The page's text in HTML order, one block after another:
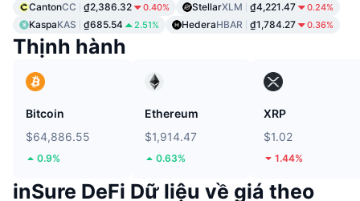
CantonCC ₫2,386.32 0.40% StellarXLM ₫4,221.47 0.24%
KaspaKAS ₫685.54 2.51% HederaHBAR ₫1,784.27 0.36%
Thịnh hành
Bitcoin
$64,886.55
0.9%
Ethereum
$1,914.47
0.63%
XRP
$1.02
1.44%
inSure DeFi Dữ liệu về giá theo